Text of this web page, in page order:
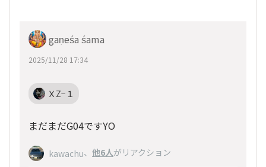
gaṇeśa śama
2025/11/28 17:34
ＸZ−１
まだまだG04ですYO
kawachu、 他6人がリアクション